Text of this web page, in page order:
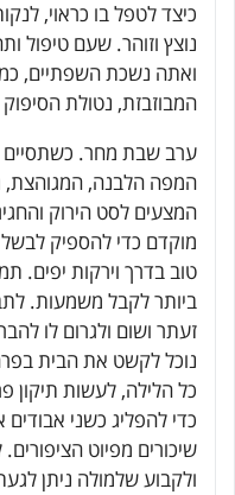
כיצד לטפל בו כראוי,
נוצץ וזוהר. שעם טיפול
ואתה נשכת השפתיים,
המבוזבזת, נטולת הסיפוק
ערב שבת מחר. כשתסיים
המפה הלבנה, המגוהצת,
המצעים לסט הירוק
מוקדם כדי להספיק לבשל
טוב בדרך וירקות יפים.
ביותר לקבל משמעות.
זעתר ושום ולגרום לו
נוכל לקשט את הבית
כל הלילה, לעשות תיקון
כדי להפליג כשני
שיכורים מפיוט
ולקבוע שלמולה ניתן